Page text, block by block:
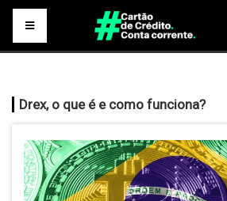
Drex, o que é e como funciona?